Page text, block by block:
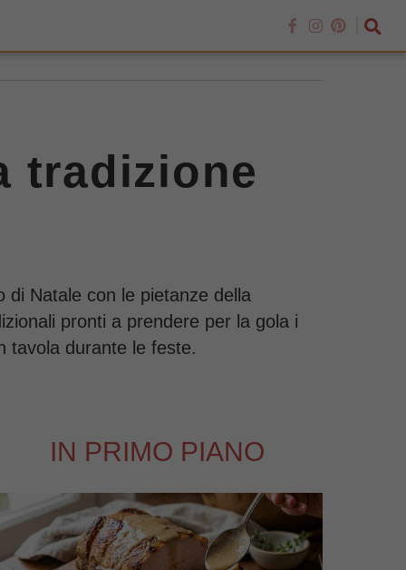
tradizione
Natale con le pietanze della
pronti a prendere per la gola i
tavola durante le feste.
IN PRIMO PIANO